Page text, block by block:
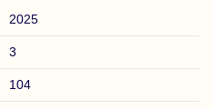
2025
3
104